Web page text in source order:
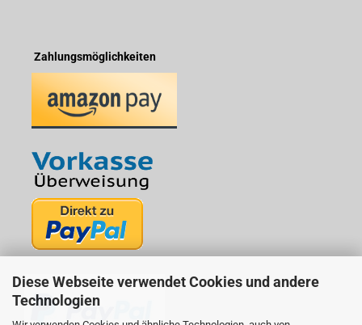
Diese Webseite verwendet Cookies und andere
Technologien
Zahlungsmöglichkeiten